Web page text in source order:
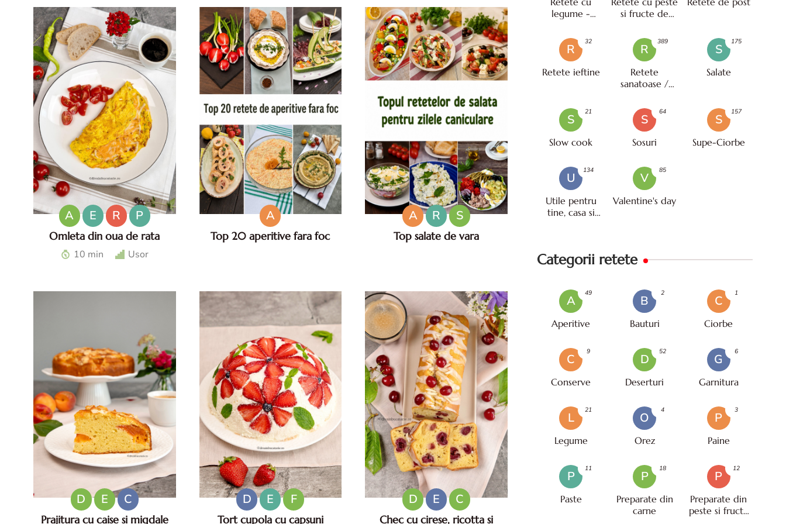
cu iaurt.
A E R P
Omleta din oua de rata
Omleta din oua de rata -
Ouale de rata sunt considerate de
10 min Usor
A
Top 20 aperitive fara foc
sanatoase.
A R S
Top salate de vara
35°C.
D E C
Prajitura cu caise si migdale
D E F
Tort cupola cu capsuni
D E C
Chec cu cirese, ricotta si
legume -
si fructe de
R
Retete ieftine
32
R
Retete
sanatoase /
389
S
Salate
175
S
Slow cook
21
S
Sosuri
64
S
Supe-Ciorbe
157
U
Utile pentru
tine, casa si
134
V
Valentine's day
85
Categorii retete
A
Aperitive
49
B
Bauturi
2
C
Ciorbe
1
C
Conserve
9
D
Deserturi
52
G
Garnitura
6
L
Legume
21
O
Orez
4
P
Paine
3
P
Paste
11
P
Preparate din
carne
18
P
Preparate din
peste si fructe
12